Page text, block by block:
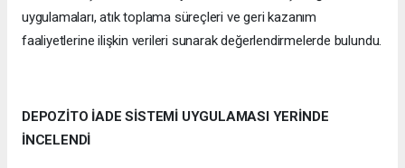
uygulamaları, atık toplama süreçleri ve geri kazanım
faaliyetlerine ilişkin verileri sunarak değerlendirmelerde bulundu.
DEPOZİTO İADE SİSTEMİ UYGULAMASI YERİNDE
İNCELENDİ